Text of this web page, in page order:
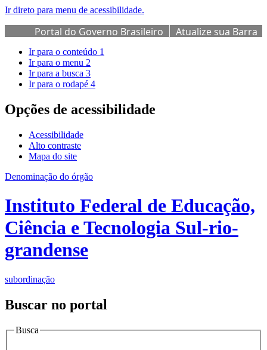
Ir direto para menu de acessibilidade.
Portal do Governo Brasileiro
Atualize sua Barra
de Governo
Ir para o conteúdo 1
Ir para o menu 2
Ir para a busca 3
Ir para o rodapé 4
Opções de acessibilidade
Acessibilidade
Alto contraste
Mapa do site
Denominação do órgão
Instituto Federal de Educação,
Ciência e Tecnologia Sul-rio-
grandense
subordinação
Buscar no portal
Busca